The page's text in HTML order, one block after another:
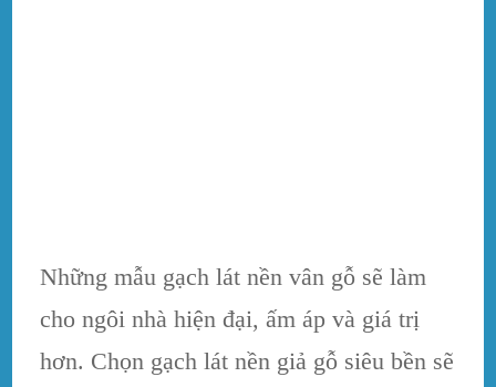
Những mẫu gạch lát nền vân gỗ sẽ làm
cho ngôi nhà hiện đại, ấm áp và giá trị
hơn. Chọn gạch lát nền giả gỗ siêu bền sẽ